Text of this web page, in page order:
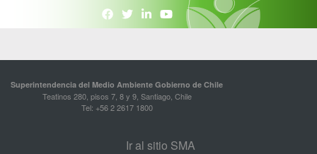
Superintendencia del Medio Ambiente Gobierno de Chile
Teatinos 280, pisos 7, 8 y 9, Santiago, Chile
Tel: +56 2 2617 1800
Ir al sitio SMA